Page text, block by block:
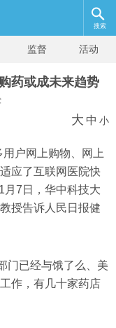
搜索
监督 活动
药或成未来趋势
大 中 小
户网上购物、网上
应了互联网医院快
月7日，华中科技大
授告诉人民日报健
门已经与饿了么、美
作，有几十家药店